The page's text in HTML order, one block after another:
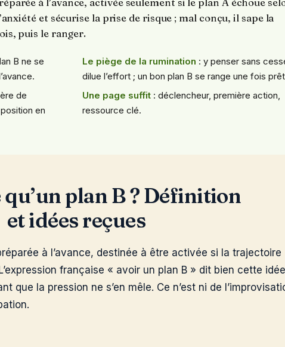
et sécurise la prise de risque ; mal conçu, il sape la
puis le ranger.
B ne se
de
en
Le piège de la rumination : y penser sans
dilue l’effort ; un bon plan B se range une fois
Une page suffit: déclencheur, première action,
ressource clé.
qu’un plan B ? Définition
et idées reçues
à l’avance, destinée à être activée si la trajectoire
française « avoir un plan B » dit bien cette idée
que la pression ne s’en mêle. Ce n’est ni de